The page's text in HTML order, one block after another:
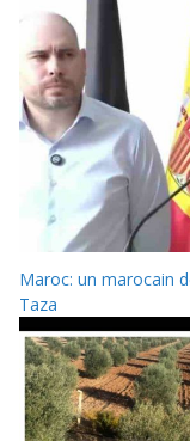
Maroc: un marocain
Taza